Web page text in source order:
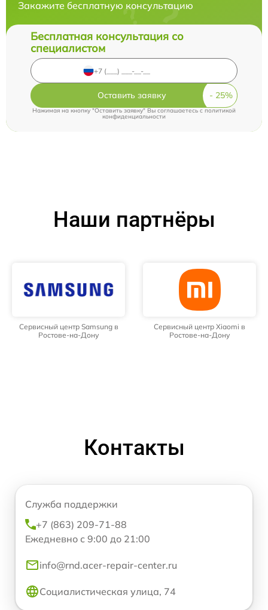
Закажите бесплатную консультацию
Бесплатная консультация со
специалистом
Оставить заявку
Нажимая на кнопку "Оставить заявку" Вы соглашаетесь cполитикой
конфиденциальности
Наши партнёры
Сервисный центр Samsung в
Ростове-на-Дону
Сервисный центр Xiaomi в
Ростове-на-Дону
Контакты
Служба поддержки
+7 (863) 209-71-88
Ежедневно с 9:00 до 21:00
info@rnd.acer-repair-center.ru
Социалистическая улица, 74